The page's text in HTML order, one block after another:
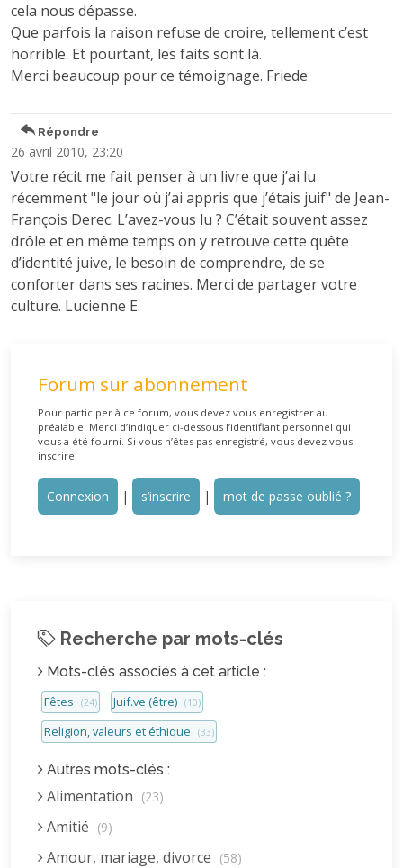
cela nous dépasse.
Que parfois la raison refuse de croire, tellement c’est
horrible. Et pourtant, les faits sont là.
Merci beaucoup pour ce témoignage. Friede
Répondre
26 avril 2010, 23:20
Votre récit me fait penser à un livre que j’ai lu
récemment "le jour où j’ai appris que j’étais juif" de Jean-
François Derec. L’avez-vous lu ? C’était souvent assez
drôle et en même temps on y retrouve cette quête
d’identité juive, le besoin de comprendre, de se
conforter dans ses racines. Merci de partager votre
culture. Lucienne E.
Forum sur abonnement
Pour participer à ce forum, vous devez vous enregistrer au
préalable. Merci d’indiquer ci-dessous l’identifiant personnel qui
vous a été fourni. Si vous n’êtes pas enregistré, vous devez vous
inscrire.
Connexion | s’inscrire | mot de passe oublié ?
Recherche par mots-clés
Mots-clés associés à cet article :
Fêtes (24) Juif.ve (être) (10)
Religion, valeurs et éthique (33)
Autres mots-clés :
Alimentation (23)
Amitié (9)
Amour, mariage, divorce (58)